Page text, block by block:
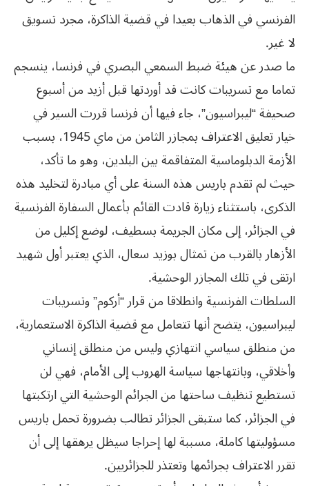
الفرنسي في الذهاب بعيدا في قضية الذاكرة، مجرد تسويق
لا غير.
ما صدر عن هيئة ضبط السمعي البصري في فرنسا، ينسجم
تماما مع تسريبات كانت قد أوردتها قبل أزيد من أسبوع
صحيفة “ليبراسيون”، جاء فيها أن فرنسا قررت السير في
خيار تعليق الاعتراف بمجازر الثامن من ماي 1945، بسبب
الأزمة الدبلوماسية المتفاقمة بين البلدين، وهو ما تأكد،
حيث لم تقدم باريس هذه السنة على أي مبادرة لتخليد هذه
الذكرى، باستثناء زيارة قادت القائم بأعمال السفارة الفرنسية
في الجزائر، إلى مكان الجريمة بسطيف، لوضع إكليل من
الأزهار بالقرب من تمثال بوزيد سعال، الذي يعتبر أول شهيد
ارتقى في تلك المجازر الوحشية.
السلطات الفرنسية وانطلاقا من قرار “أركوم” وتسريبات
ليبراسيون، يتضح أنها تتعامل مع قضية الذاكرة الاستعمارية،
من منطلق سياسي انتهازي وليس من منطلق إنساني
وأخلاقي، وبانتهاجها سياسة الهروب إلى الأمام، فهي لن
تستطيع تنظيف ساحتها من الجرائم الوحشية التي ارتكبتها
في الجزائر، كما ستبقى الجزائر تطالب بضرورة تحمل باريس
مسؤوليتها كاملة، مسببة لها إحراجا سيظل يرهقها إلى أن
تقرر الاعتراف بجرائمها وتعتذر للجزائريين.